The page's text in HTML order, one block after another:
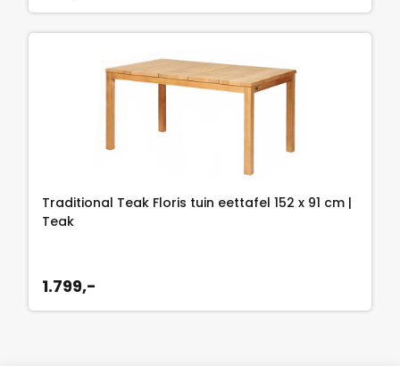
Traditional Teak Floris tuin eettafel 152 x 91 cm |
Teak
1.799,-